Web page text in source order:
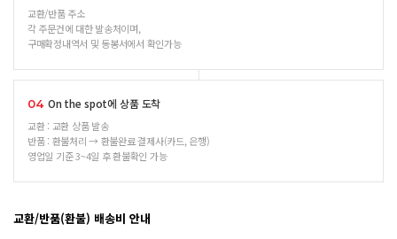
교환/반품 주소
각 주문건에 대한 발송처이며,
구매확정내역서 및 동봉서에서 확인가능
04 On the spot에 상품 도착
교환 : 교환 상품 발송
반품 : 환불처리 → 환불완료 결제사(카드, 은행)
영업일 기준 3~4일 후 환불확인 가능
교환/반품(환불) 배송비 안내